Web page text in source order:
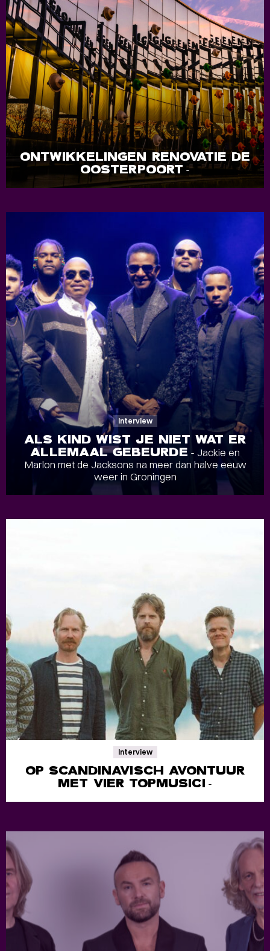
ONTWIKKELINGEN RENOVATIE DE
OOSTERPOORT-
Interview
ALS KIND WIST JE NIET WAT ER
ALLEMAAL GEBEURDE - Jackie en
Marlon met de Jacksons na meer dan halve eeuw
weer in Groningen
Interview
OP SCANDINAVISCH AVONTUUR
MET VIER TOPMUSICI -